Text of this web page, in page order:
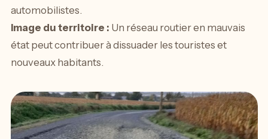
automobilistes.
Image du territoire : Un réseau routier en mauvais
état peut contribuer à dissuader les touristes et
nouveaux habitants.